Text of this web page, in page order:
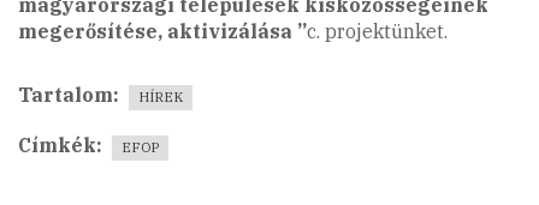
megerősítése, aktivizálása ”c. projektünket.
Tartalom HÍREK
Címkék EFOP